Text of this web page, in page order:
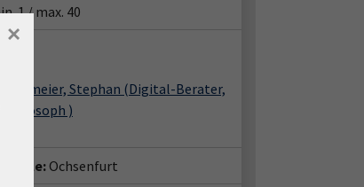
1 / max. 40
Altemeier, Stephan (Digital-Berater,
Philosoph )
Ochsenfurt
×